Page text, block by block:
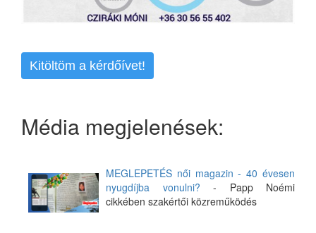
Kitöltöm a kérdőívet!
Média megjelenések:
MEGLEPETÉS női magazin - 40 évesen
nyugdíjba vonulni? - Papp Noémi
cikkében szakértői közreműködés